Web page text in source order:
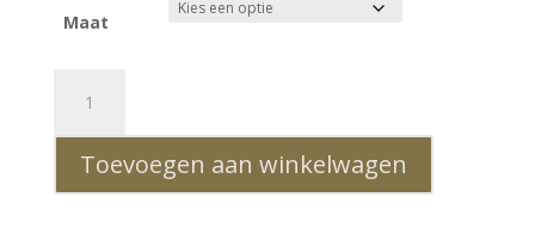
Maat
Borg
Trendy
Heren
Polo
Toevoegen aan winkelwagen